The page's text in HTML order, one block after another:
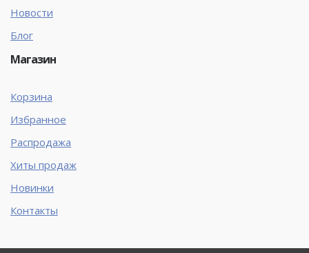
Новости
Блог
Магазин
Корзина
Избранное
Распродажа
Хиты продаж
Новинки
Контакты